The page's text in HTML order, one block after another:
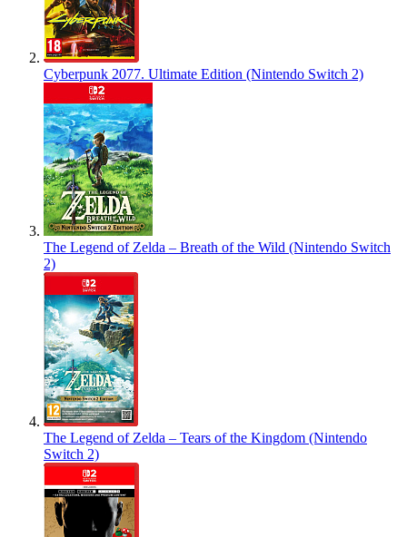
Cyberpunk 2077. Ultimate Edition (Nintendo Switch 2)
The Legend of Zelda – Breath of the Wild (Nintendo Switch
2)
The Legend of Zelda – Tears of the Kingdom (Nintendo
Switch 2)